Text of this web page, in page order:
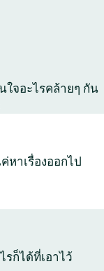
จอะไรคล้ายๆ กัน
หาเรื่องออกไป
ก็ได้ที่เอาไว้